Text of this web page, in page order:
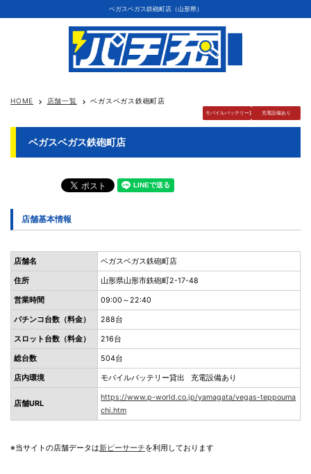
ベガスベガス鉄砲町店（山形県）
HOME keyboard_arrow_right 店舗一覧 keyboard_arrow_right ベガスベガス鉄砲町店
モバイルバッテリー貸出 充電設備あり
ベガスベガス鉄砲町店
店舗基本情報
店舗名 ベガスベガス鉄砲町店
住所 山形県山形市鉄砲町2-17-48
営業時間 09:00～22:40
パチンコ台数（料金） 288台
スロット台数（料金） 216台
総台数 504台
店内環境 モバイルバッテリー貸出 充電設備あり
店舗URL
https://www.p-world.co.jp/yamagata/vegas-teppouma
chi.htm
※当サイトの店舗データは新ピーサーチを利用しております